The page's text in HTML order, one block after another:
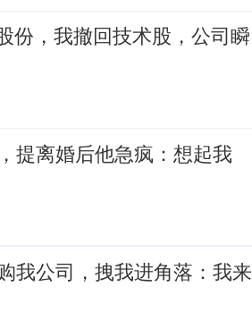
份，我撤回技术股，公司瞬
提离婚后他急疯：想起我
我公司，拽我进角落：我来